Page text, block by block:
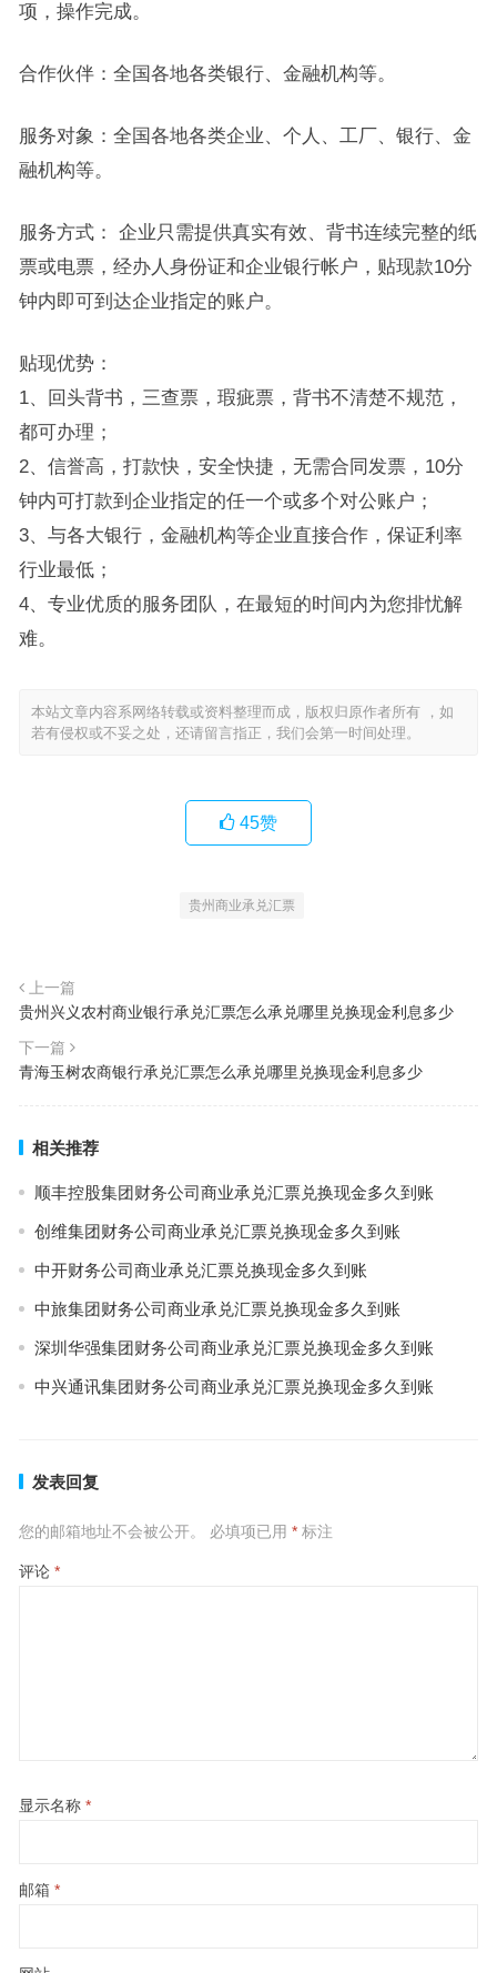
项，操作完成。
合作伙伴：全国各地各类银行、金融机构等。
服务对象：全国各地各类企业、个人、工厂、银行、金
融机构等。
服务方式： 企业只需提供真实有效、背书连续完整的纸
票或电票，经办人身份证和企业银行帐户，贴现款10分
钟内即可到达企业指定的账户。
贴现优势：
1、回头背书，三查票，瑕疵票，背书不清楚不规范，
都可办理；
2、信誉高，打款快，安全快捷，无需合同发票，10分
钟内可打款到企业指定的任一个或多个对公账户；
3、与各大银行，金融机构等企业直接合作，保证利率
行业最低；
4、专业优质的服务团队，在最短的时间内为您排忧解
难。
本站文章内容系网络转载或资料整理而成，版权归原作者所有 ，如
若有侵权或不妥之处，还请留言指正，我们会第一时间处理。
45赞
贵州商业承兑汇票
上一篇
贵州兴义农村商业银行承兑汇票怎么承兑哪里兑换现金利息多少
下一篇
青海玉树农商银行承兑汇票怎么承兑哪里兑换现金利息多少
相关推荐
顺丰控股集团财务公司商业承兑汇票兑换现金多久到账
创维集团财务公司商业承兑汇票兑换现金多久到账
中开财务公司商业承兑汇票兑换现金多久到账
中旅集团财务公司商业承兑汇票兑换现金多久到账
深圳华强集团财务公司商业承兑汇票兑换现金多久到账
中兴通讯集团财务公司商业承兑汇票兑换现金多久到账
发表回复
您的邮箱地址不会被公开。 必填项已用 *标注
评论 *
显示名称 *
邮箱 *